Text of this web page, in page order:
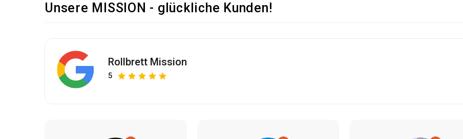
Unsere MISSION - glückliche Kunden!
Rollbrett Mission
5